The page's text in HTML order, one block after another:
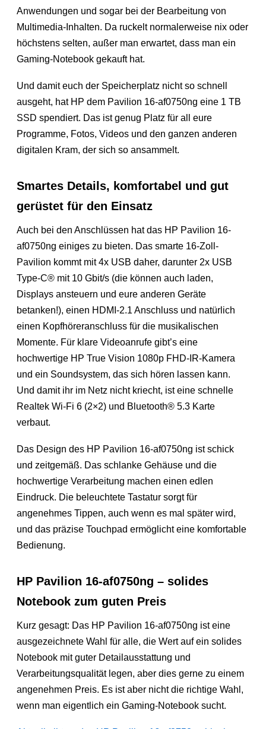
Anwendungen und sogar bei der Bearbeitung von
Multimedia-Inhalten. Da ruckelt normalerweise nix oder
höchstens selten, außer man erwartet, dass man ein
Gaming-Notebook gekauft hat.
Und damit euch der Speicherplatz nicht so schnell
ausgeht, hat HP dem Pavilion 16-af0750ng eine 1 TB
SSD spendiert. Das ist genug Platz für all eure
Programme, Fotos, Videos und den ganzen anderen
digitalen Kram, der sich so ansammelt.
Smartes Details, komfortabel und gut
gerüstet für den Einsatz
Auch bei den Anschlüssen hat das HP Pavilion 16-
af0750ng einiges zu bieten. Das smarte 16-Zoll-
Pavilion kommt mit 4x USB daher, darunter 2x USB
Type-C® mit 10 Gbit/s (die können auch laden,
Displays ansteuern und eure anderen Geräte
betanken!), einen HDMI-2.1 Anschluss und natürlich
einen Kopfhöreranschluss für die musikalischen
Momente. Für klare Videoanrufe gibt’s eine
hochwertige HP True Vision 1080p FHD-IR-Kamera
und ein Soundsystem, das sich hören lassen kann.
Und damit ihr im Netz nicht kriecht, ist eine schnelle
Realtek Wi-Fi 6 (2×2) und Bluetooth® 5.3 Karte
verbaut.
Das Design des HP Pavilion 16-af0750ng ist schick
und zeitgemäß. Das schlanke Gehäuse und die
hochwertige Verarbeitung machen einen edlen
Eindruck. Die beleuchtete Tastatur sorgt für
angenehmes Tippen, auch wenn es mal später wird,
und das präzise Touchpad ermöglicht eine komfortable
Bedienung.
HP Pavilion 16-af0750ng – solides
Notebook zum guten Preis
Kurz gesagt: Das HP Pavilion 16-af0750ng ist eine
ausgezeichnete Wahl für alle, die Wert auf ein solides
Notebook mit guter Detailausstattung und
Verarbeitungsqualität legen, aber dies gerne zu einem
angenehmen Preis. Es ist aber nicht die richtige Wahl,
wenn man eigentlich ein Gaming-Notebook sucht.